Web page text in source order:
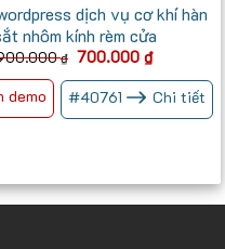
dịch vụ cơ khí hàn
nhôm kính rèm cửa
₫ Giá
là:
900.000 ₫.
700.000 ₫Giá
hiện
tại
là:
700.000 ₫.
demo #40761 Chi tiết